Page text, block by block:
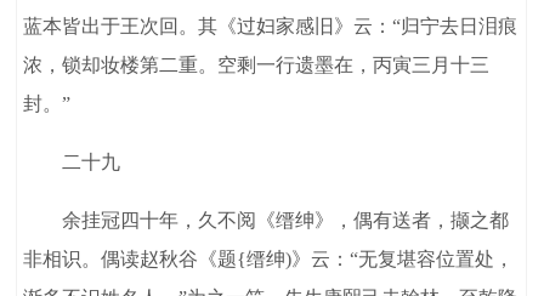
蓝本皆出于王次回。其《过妇家感旧》云：“归宁去日泪痕
浓，锁却妆楼第二重。空剩一行遗墨在，丙寅三月十三
封。”
二十九
余挂冠四十年，久不阅《缙绅》，偶有送者，撷之都
非相识。偶读赵秋谷《题{缙绅)》云：“无复堪容位置处，